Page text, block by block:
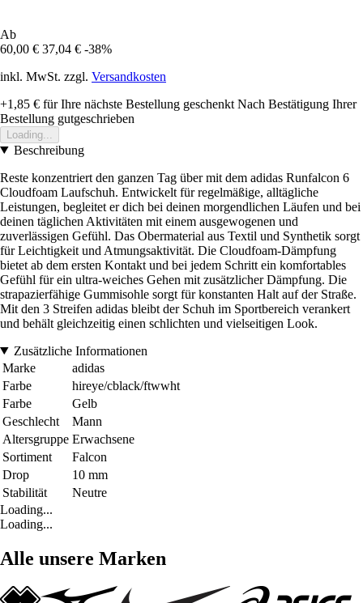
Ab
60,00 € 37,04 € -38%
inkl. MwSt. zzgl. Versandkosten
+1,85 € für Ihre nächste Bestellung geschenkt Nach Bestätigung Ihrer
Bestellung gutgeschrieben
Loading...
Beschreibung
Reste konzentriert den ganzen Tag über mit dem adidas Runfalcon 6
Cloudfoam Laufschuh. Entwickelt für regelmäßige, alltägliche
Leistungen, begleitet er dich bei deinen morgendlichen Läufen und bei
deinen täglichen Aktivitäten mit einem ausgewogenen und
zuverlässigen Gefühl. Das Obermaterial aus Textil und Synthetik sorgt
für Leichtigkeit und Atmungsaktivität. Die Cloudfoam-Dämpfung
bietet ab dem ersten Kontakt und bei jedem Schritt ein komfortables
Gefühl für ein ultra-weiches Gehen mit zusätzlicher Dämpfung. Die
strapazierfähige Gummisohle sorgt für konstanten Halt auf der Straße.
Mit den 3 Streifen adidas bleibt der Schuh im Sportbereich verankert
und behält gleichzeitig einen schlichten und vielseitigen Look.
Zusätzliche Informationen
Marke
adidas
Farbe
hireye/cblack/ftwwht
Farbe
Gelb
Geschlecht
Mann
Altersgruppe Erwachsene
Sortiment
Falcon
Drop
10 mm
Stabilität
Neutre
Loading...
Loading...
Alle unsere Marken